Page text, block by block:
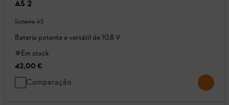
AS 2
Sistema AS
Bateria potente e versátil de 10,8 V
Em stock
42,00 €
Comparação